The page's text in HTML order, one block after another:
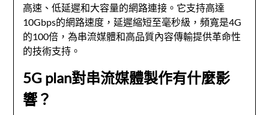
高速、低延遲和大容量的網路連接。它支持高達
10Gbps的網路速度，延遲縮短至毫秒級，頻寬是4G
的100倍，為串流媒體和高品質內容傳輸提供革命性
的技術支持。
5G plan對串流媒體製作有什麼影
響？